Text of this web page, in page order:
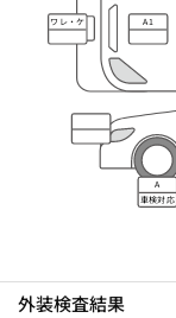
ワレ・ケ
ズレ
A1
A
車検対応
外装検査結果